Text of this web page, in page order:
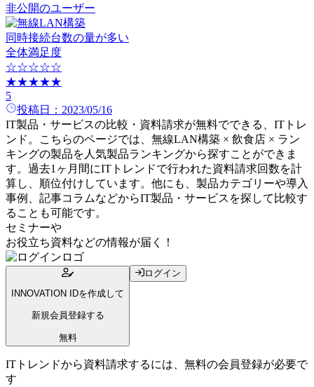
非公開のユーザー
同時接続台数の量が多い
全体満足度
☆☆☆☆☆
★★★★★
5
投稿日： 2023/05/16
IT製品・サービスの比較・資料請求が無料でできる、ITトレ
ンド。こちらのページでは、 無線LAN構築 × 飲食店 × ラン
キングの製品を人気製品ランキングから探すことができま
す。過去1ヶ月間にITトレンドで行われた資料請求回数を計
算し、順位付けしています。他にも、製品カテゴリーや導入
事例、記事コラムなどからIT製品・サービスを探して比較す
ることも可能です。
セミナーや
お役立ち資料などの情報が届く！
INNOVATION IDを作成して
新規会員登録する
無料
ログイン
ITトレンドから資料請求するには、無料の会員登録が必要で
す